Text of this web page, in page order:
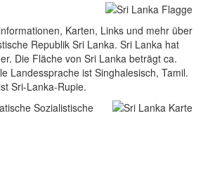
Karten, Links und mehr über
Republik Sri Lanka. Sri Lanka hat
Die Fläche von Sri Lanka beträgt ca.
Landessprache ist Singhalesisch, Tamil.
Sri-Lanka-Rupie.
Sozialistische